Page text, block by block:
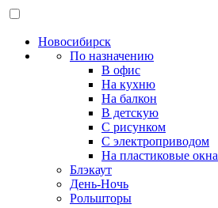
Новосибирск
По назначению
В офис
На кухню
На балкон
В детскую
С рисунком
С электроприводом
На пластиковые окна
Блэкаут
День-Ночь
Рольшторы